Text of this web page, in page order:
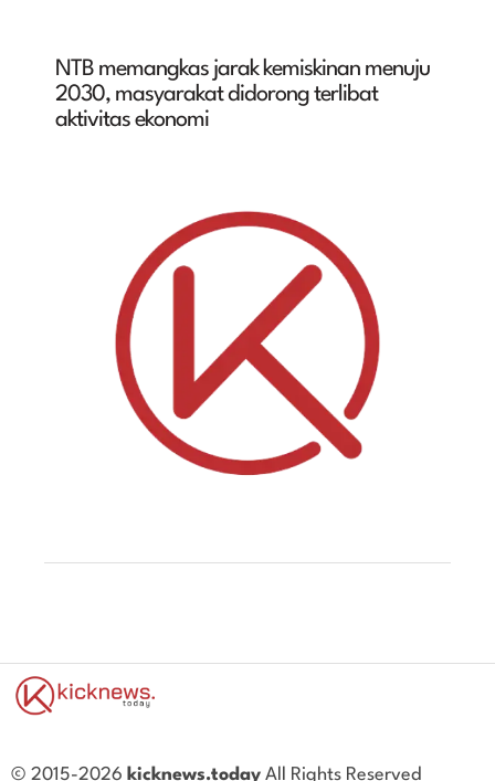
NTB memangkas jarak kemiskinan menuju
2030, masyarakat didorong terlibat
aktivitas ekonomi
© 2015-2026 kicknews.today All Rights Reserved